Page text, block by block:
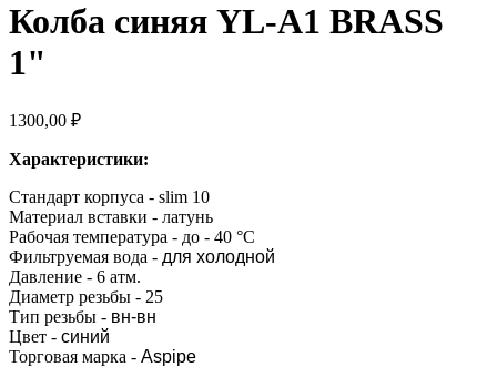
Колба синяя YL-A1 BRASS
1"
1300,00 ₽
Характеристики:
Стандарт корпуса - slim 10
Материал вставки - латунь
Рабочая температура - до - 40 °С
Фильтруемая вода - для холодной
Давление - 6 атм.
Диаметр резьбы - 25
Тип резьбы - вн-вн
Цвет - синий
Торговая марка - Aspipe